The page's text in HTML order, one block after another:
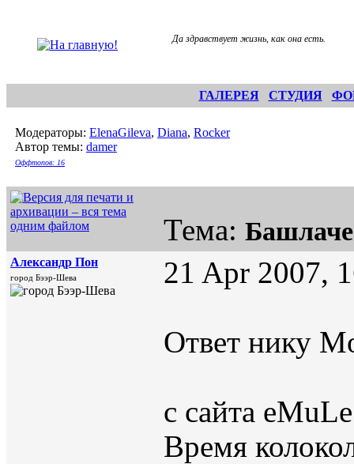
Да здравствует жизнь, как она есть.
ГАЛЕРЕЯ СТУДИЯ
Модераторы: ElenaGileva, Diana, Rocker
Автор темы: damer
Оффтопов: 16
Тема:
Александр Пон
город Бээр-Шева 21 Apr 2007,
Ответ нику
с сайта
Время